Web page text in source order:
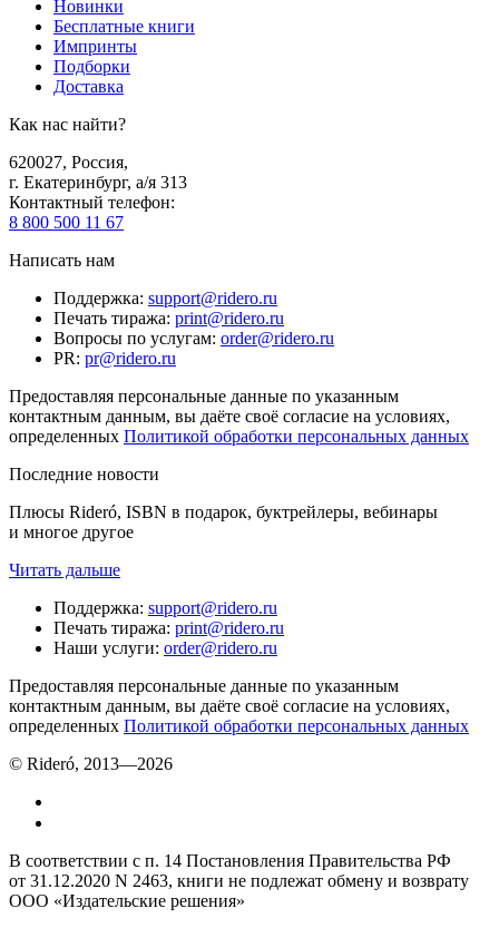
Новинки
Бесплатные книги
Импринты
Подборки
Доставка
Как нас найти?
620027, Россия,
г. Екатеринбург, а/я 313
Контактный телефон:
8 800 500 11 67
Написать нам
Поддержка: support@ridero.ru
Печать тиража: print@ridero.ru
Вопросы по услугам: order@ridero.ru
PR: pr@ridero.ru
Предоставляя персональные данные по указанным
контактным данным, вы даёте своё согласие на условиях,
определенных Политикой обработки персональных данных
Последние новости
Плюсы Rideró, ISBN в подарок, буктрейлеры, вебинары
и многое другое
Читать дальше
Поддержка: support@ridero.ru
Печать тиража: print@ridero.ru
Наши услуги: order@ridero.ru
Предоставляя персональные данные по указанным
контактным данным, вы даёте своё согласие на условиях,
определенных Политикой обработки персональных данных
© Rideró, 2013—2026
В соответствии с п. 14 Постановления Правительства РФ
от 31.12.2020 N 2463, книги не подлежат обмену и возврату
ООО «Издательские решения»